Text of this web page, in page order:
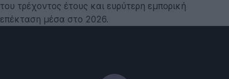
του τρέχοντος έτους και ευρύτερη εμπορική
επέκταση μέσα στο 2026.